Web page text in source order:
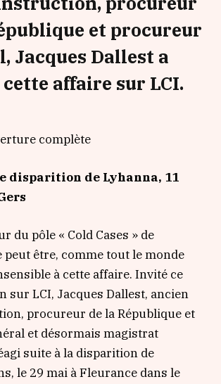
et procureur
Jacques Dallest a
affaire sur LCI.
complète
disparition de Lyhanna, 11
du pôle « Cold Cases » de
peut être, comme tout le monde
à cette affaire. Invité ce
sur LCI, Jacques Dallest, ancien
procureur de la République et
et désormais magistrat
suite à la disparition de
le 29 mai à Fleurance dans le